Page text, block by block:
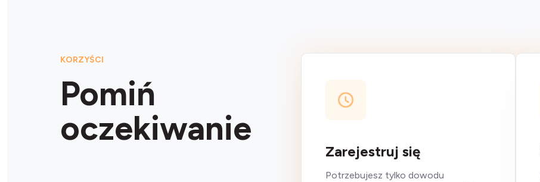
KORZYŚCI
Pomiń
oczekiwanie
Zarejestruj się
Potrzebujesz tylko dowodu